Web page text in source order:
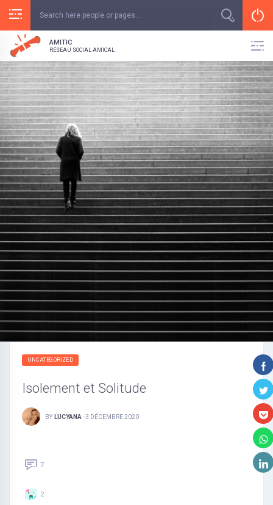
AMITIC
RÉSEAU SOCIAL AMICAL
UNCATEGORIZED
Isolement et Solitude
BY LUCYANA -3 DÉCEMBRE 2020
7
2